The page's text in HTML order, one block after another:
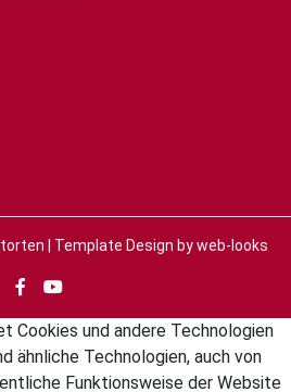
| Template Design byweb-looks
Cookies und andere Technologien
ähnliche Technologien, auch von
Funktionsweise der Website